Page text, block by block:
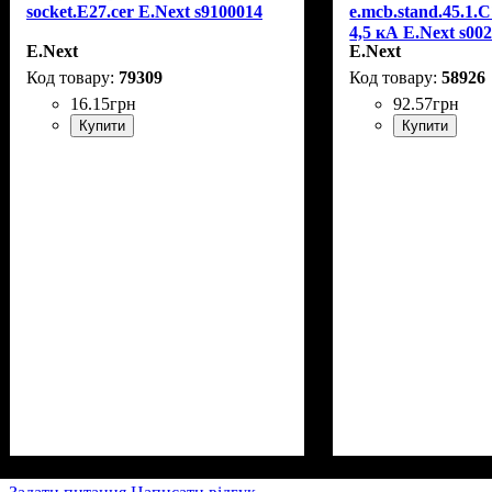
socket.Е27.cer E.Next s9100014
E.Next
79309
16.15грн
Купити
4,5 кА E.Next
E.Next
58926
92.57грн
Купити